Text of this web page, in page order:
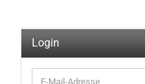
Login
E-